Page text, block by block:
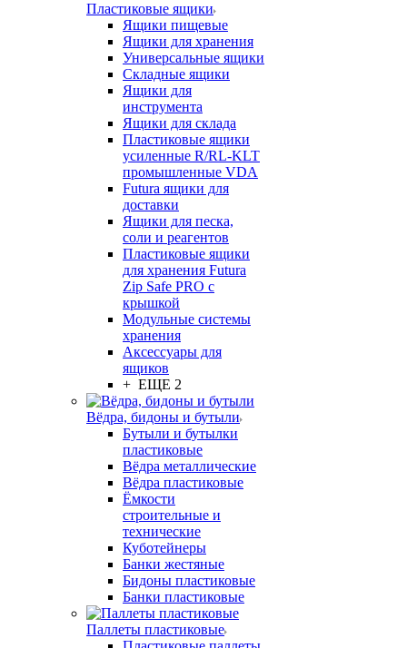
Пластиковые ящики
Ящики пищевые
Ящики для хранения
Универсальные ящики
Складные ящики
Ящики для
инструмента
Ящики для склада
Пластиковые ящики
усиленные R/RL-KLT
промышленные VDA
Futura ящики для
доставки
Ящики для песка,
соли и реагентов
Пластиковые ящики
для хранения Futura
Zip Safe PRO с
крышкой
Модульные системы
хранения
Аксессуары для
ящиков
+ ЕЩЕ 2
Вёдра, бидоны и бутыли
Бутыли и бутылки
пластиковые
Вёдра металлические
Вёдра пластиковые
Ёмкости
строительные и
технические
Куботейнеры
Банки жестяные
Бидоны пластиковые
Банки пластиковые
Паллеты пластиковые